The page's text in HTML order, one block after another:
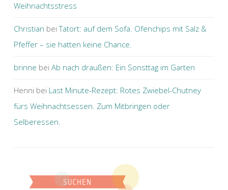
Weihnachtsstress
Christian beiTatort: auf dem Sofa. Ofenchips mit Salz &
Pfeffer ­– sie hatten keine Chance.
brinne bei Ab nach draußen: Ein Sonsttag im Garten
Henni bei Last Minute-Rezept: Rotes Zwiebel-Chutney
fürs Weihnachtsessen. Zum Mitbringen oder
Selberessen.